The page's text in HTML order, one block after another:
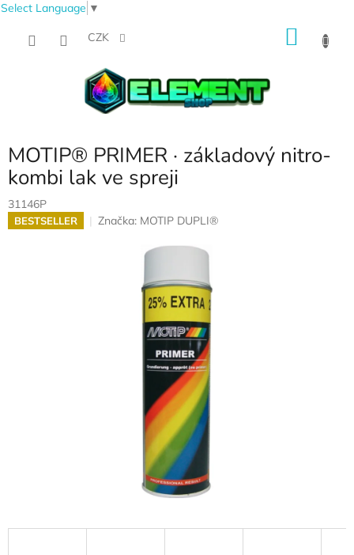
Select Language ▼
CZK
MOTIP® PRIMER · základový nitro-
kombi lak ve spreji
31146P
BESTSELLER Značka: MOTIP DUPLI®